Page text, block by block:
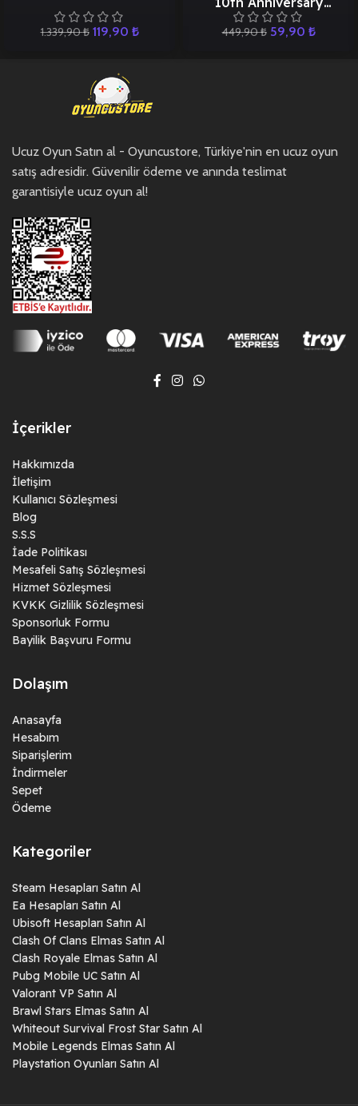
1.339,90₺ 119,90 ₺
Edition
449,90₺ 59,90 ₺
Ucuz Oyun Satın al - Oyuncustore, Türkiye'nin en ucuz oyun
satış adresidir. Güvenilir ödeme ve anında teslimat
garantisiyle ucuz oyun al!
İçerikler
Hakkımızda
İletişim
Kullanıcı Sözleşmesi
Blog
S.S.S
İade Politikası
Mesafeli Satış Sözleşmesi
Hizmet Sözleşmesi
KVKK Gizlilik Sözleşmesi
Sponsorluk Formu
Bayilik Başvuru Formu
Dolaşım
Anasayfa
Hesabım
Siparişlerim
İndirmeler
Sepet
Ödeme
Kategoriler
Steam Hesapları Satın Al
Ea Hesapları Satın Al
Ubisoft Hesapları Satın Al
Clash Of Clans Elmas Satın Al
Clash Royale Elmas Satın Al
Pubg Mobile UC Satın Al
Valorant VP Satın Al
Brawl Stars Elmas Satın Al
Whiteout Survival Frost Star Satın Al
Mobile Legends Elmas Satın Al
Playstation Oyunları Satın Al